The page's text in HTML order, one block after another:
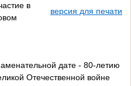
в
версия для печати
дате - 80-летию
Отечественной войне